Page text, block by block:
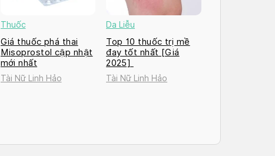
Thuốc
Giá thuốc phá thai
Misoprostol cập nhật
mới nhất
Tài Nữ Linh Hảo
Da Liễu
Top 10 thuốc trị mề
đay tốt nhất [Giá
2025]
Tài Nữ Linh Hảo